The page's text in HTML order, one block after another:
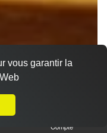
Compte
vous garantir la